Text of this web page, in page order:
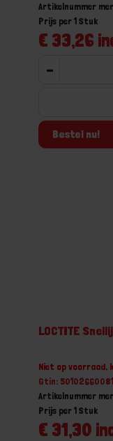
Artikelnummer
€ 33,26
Prijs per 1 Stuk
-
Bestel nu!
LOCTITE
Niet op voorraad,
Gtin:
Artikelnummer
€ 31,30
Prijs per 1 Stuk